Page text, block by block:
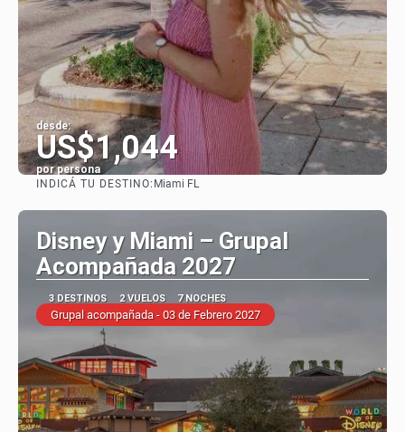
desde:
US$1,044
por persona
INDICÁ TU DESTINO: Miami FL
Disney y Miami – Grupal
Acompañada 2027
3 DESTINOS 2 VUELOS 7 NOCHES
Grupal acompañada - 03 de Febrero 2027